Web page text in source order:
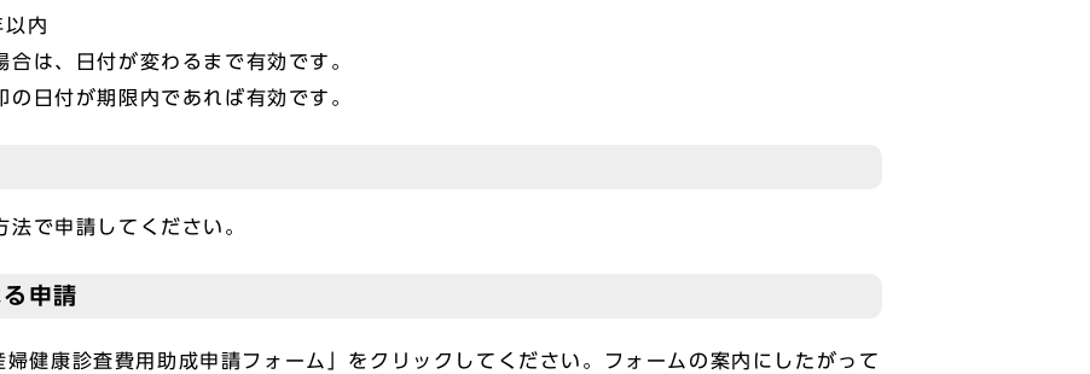
内
は、日付が変わるまで有効です。
日付が期限内であれば有効です。
で申請してください。
申請
婦健康診査費用助成申請フォーム」をクリックしてください。フォームの案内にしたがって